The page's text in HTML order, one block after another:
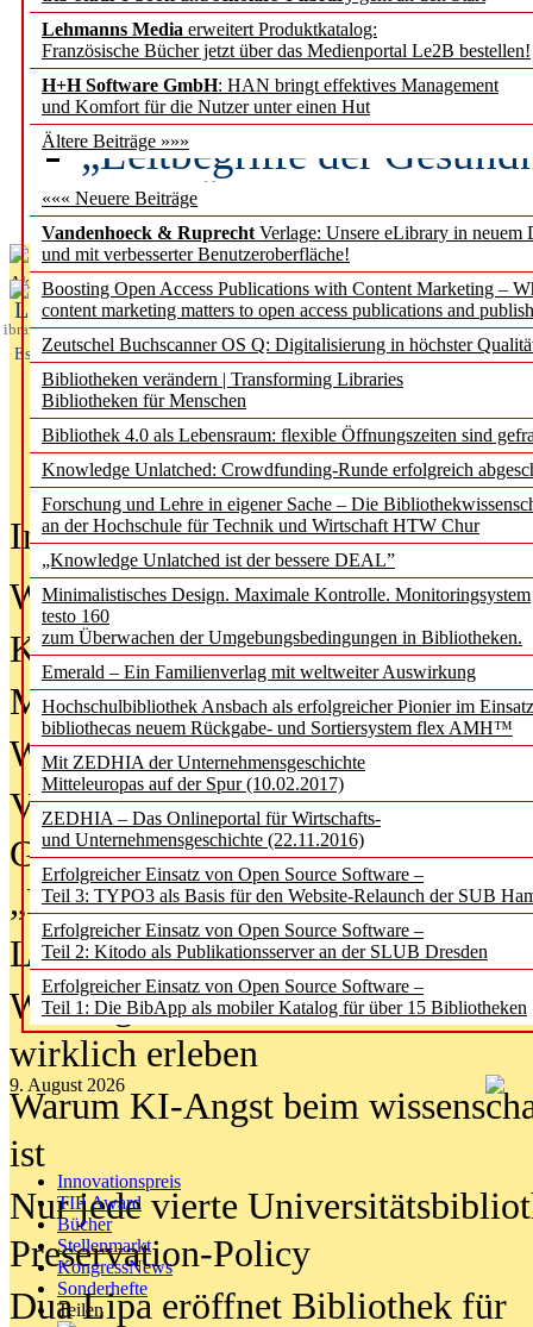
Lehmanns Media erweitert Produktkatalog:
Französische Bücher jetzt über das Medienportal Le2B bestellen!
H+H Software GmbH: HAN bringt effektives Management
und Komfort für die Nutzer unter einen Hut
Ältere Beiträge »»»
««« Neuere Beiträge
Vandenhoeck & Ruprecht Verlage: Unsere eLibrary in neuem
und mit verbesserter Benutzeroberfläche!
Boosting Open Access Publications with Content Marketing –
content marketing matters to open access publications and
Zeutschel Buchscanner OS Q: Digitalisierung in höchster
Bibliotheken verändern | Transforming Libraries
Bibliotheken für Menschen
Bibliothek 4.0 als Lebensraum: flexible Öffnungszeiten sind
Knowledge Unlatched: Crowdfunding-Runde erfolgreich
Forschung und Lehre in eigener Sache – Die
an der Hochschule für Technik und Wirtschaft HTW Chur
„Knowledge Unlatched ist der bessere DEAL”
Minimalistisches Design. Maximale Kontrolle. Monitoringsystem
testo 160
zum Überwachen der Umgebungsbedingungen in Bibliotheken.
Emerald – Ein Familienverlag mit weltweiter Auswirkung
Hochschulbibliothek Ansbach als erfolgreicher Pionier im
bibliothecas neuem Rückgabe- und Sortiersystem flex AMH™
Mit ZEDHIA der Unternehmensgeschichte
Mitteleuropas auf der Spur (10.02.2017)
ZEDHIA – Das Onlineportal für Wirtschafts-
und Unternehmensgeschichte (22.11.2016)
Erfolgreicher Einsatz von Open Source Software –
Teil 3: TYPO3 als Basis für den Website-Relaunch der SUB
Erfolgreicher Einsatz von Open Source Software –
Teil 2: Kitodo als Publikationsserver an der SLUB Dresden
Erfolgreicher Einsatz von Open Source Software –
Teil 1: Die BibApp als mobiler Katalog für über 15 Bibliotheken
9. August 2026
Innovationspreis
TIP Award
Bücher
Stellenmarkt
KongressNews
Sonderhefte
Teilen
Künstliche Intelligenz
besser zu verstehen
„Leitbegriffe der
des BIÖG erscheinen
Aktuelles aus
L
ibrary
Essentials
In der Ausgabe06/2026(August
Was Hochschul­bibliotheken von
Kinder in der digitalen Welt
Metadaten als Infrastruktur
Wenn Bots katalogisieren
Von Abschlusskleidern bis
Geisterjagd-Ausrüstung in der
„Library of Things“ unterwegs
Lesen als Infrastrukturaufgabe
Wie Jugendliche Social Media
wirklich erleben
Warum KI-Angst beim
ist
Nur jede vierte
Preservation-Policy
Dua Lipa eröffnet Bibliothek für